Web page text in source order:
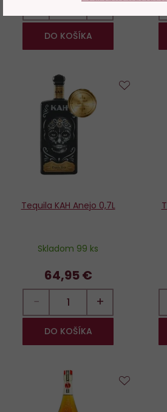
+
DO KOŠÍKA
Tequila KAH Anejo 0,7L
Skladom 99 ks
64,95 €
− +
DO KOŠÍKA